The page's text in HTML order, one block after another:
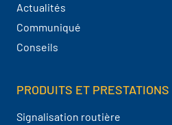
Actualités
Communiqué
Conseils
PRODUITS ET PRESTATIONS
Signalisation routière